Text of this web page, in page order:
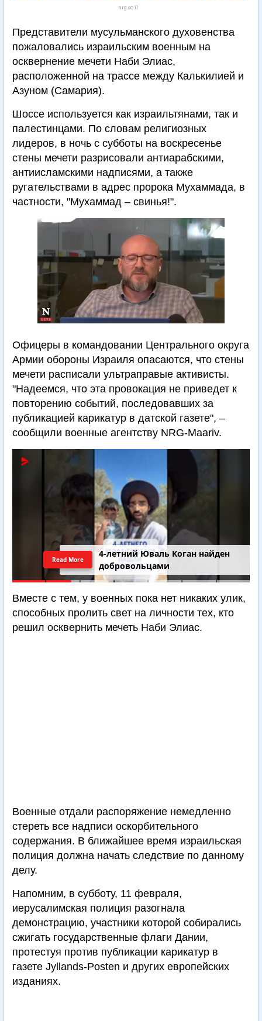
nrg.co.il
Представители мусульманского духовенства
пожаловались израильским военным на
осквернение мечети Наби Элиас,
расположенной на трассе между Калькилией и
Азуном (Самария).
Шоссе используется как израильтянами, так и
палестинцами. По словам религиозных
лидеров, в ночь с субботы на воскресенье
стены мечети разрисовали антиарабскими,
антиисламскими надписями, а также
ругательствами в адрес пророка Мухаммада, в
частности, "Мухаммад – свинья!".
Офицеры в командовании Центрального округа
Армии обороны Израиля опасаются, что стены
мечети расписали ультраправые активисты.
"Надеемся, что эта провокация не приведет к
повторению событий, последовавших за
публикацией карикатур в датской газете", –
сообщили военные агентству NRG-Maariv.
4-летний Юваль Коган найден
добровольцами
Read More
Вместе с тем, у военных пока нет никаких улик,
способных пролить свет на личности тех, кто
решил осквернить мечеть Наби Элиас.
Военные отдали распоряжение немедленно
стереть все надписи оскорбительного
содержания. В ближайшее время израильская
полиция должна начать следствие по данному
делу.
Напомним, в субботу, 11 февраля,
иерусалимская полиция разогнала
демонстрацию, участники которой собирались
сжигать государственные флаги Дании,
протестуя против публикации карикатур в
газете Jyllands-Posten и других европейских
изданиях.